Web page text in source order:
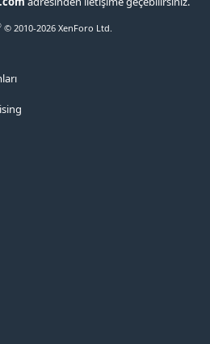
© 2010-2026 XenForo Ltd.